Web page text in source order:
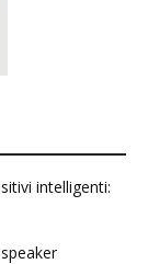
intelligenti: